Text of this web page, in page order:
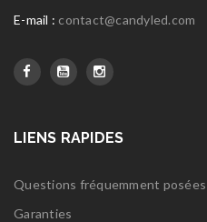
E-mail : contact@candyled.com
LIENS RAPIDES
Questions fréquemment posées
Garanties